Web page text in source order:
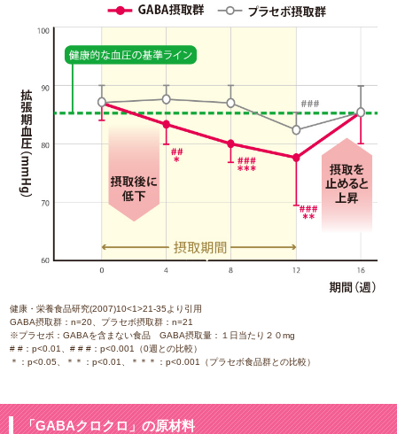
健康・栄養食品研究(2007)10<1>21-35より引用
GABA摂取群：n=20、プラセボ摂取群：n=21
※プラセボ：GABAを含まない食品 GABA摂取量：１日当たり２０mg
# #：p<0.01、# # #：p<0.001（0週との比較）
＊：p<0.05、＊＊：p<0.01、＊＊＊：p<0.001（プラセボ食品群との比較）
「GABAクロクロ」の原材料